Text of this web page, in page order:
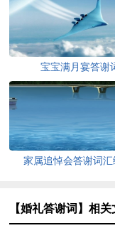
宝宝满月宴答谢
家属追悼会答谢词汇
【婚礼答谢词】相关